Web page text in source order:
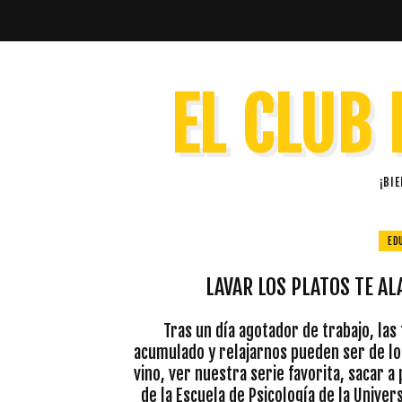
EL
LAVAR LOS PLATOS TE
Tras un día agotador de trabajo,
acumulado y relajarnos pueden ser de
vino, ver nuestra serie favorita, sacar a
de la Escuela de Psicología de la